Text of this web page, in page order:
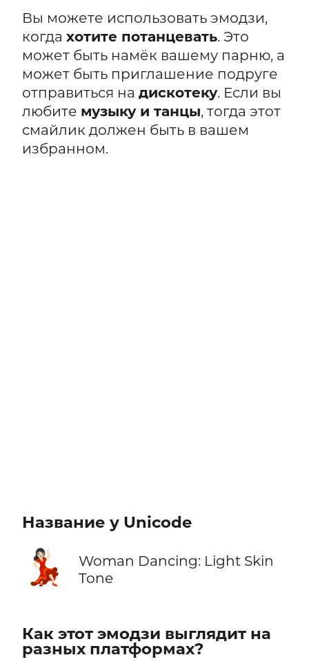
Вы можете использовать эмодзи,
когда хотите потанцевать. Это
может быть намёк вашему парню, а
может быть приглашение подруге
отправиться на дискотеку. Если вы
любите музыку и танцы, тогда этот
смайлик должен быть в вашем
избранном.
Название у Unicode
💃🏻
Woman Dancing: Light Skin
Tone
Как этот эмодзи выглядит на
разных платформах?